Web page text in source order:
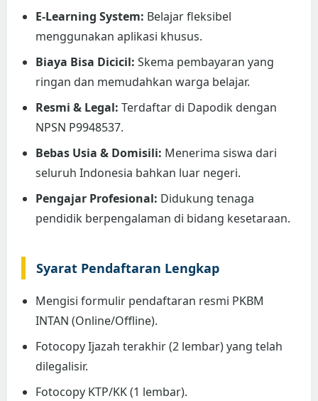
E-Learning System: Belajar fleksibel
menggunakan aplikasi khusus.
Biaya Bisa Dicicil: Skema pembayaran yang
ringan dan memudahkan warga belajar.
Resmi & Legal: Terdaftar di Dapodik dengan
NPSN P9948537.
Bebas Usia & Domisili: Menerima siswa dari
seluruh Indonesia bahkan luar negeri.
Pengajar Profesional: Didukung tenaga
pendidik berpengalaman di bidang kesetaraan.
Syarat Pendaftaran Lengkap
Mengisi formulir pendaftaran resmi PKBM
INTAN (Online/Offline).
Fotocopy Ijazah terakhir (2 lembar) yang telah
dilegalisir.
Fotocopy KTP/KK (1 lembar).